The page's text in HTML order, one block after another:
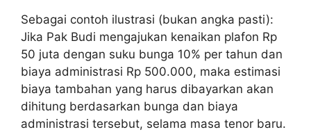
Sebagai contoh ilustrasi (bukan angka pasti):
Jika Pak Budi mengajukan kenaikan plafon Rp
50 juta dengan suku bunga 10% per tahun dan
biaya administrasi Rp 500.000, maka estimasi
biaya tambahan yang harus dibayarkan akan
dihitung berdasarkan bunga dan biaya
administrasi tersebut, selama masa tenor baru.